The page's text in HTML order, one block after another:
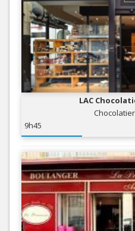
LAC
9h45